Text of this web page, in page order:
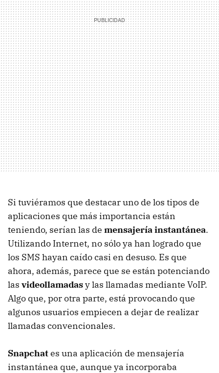
Si tuviéramos que destacar uno de los tipos de
aplicaciones que más importancia están
teniendo, serían las de mensajería instantánea.
Utilizando Internet, no sólo ya han logrado que
los SMS hayan caído casi en desuso. Es que
ahora, además, parece que se están potenciando
las videollamadasy las llamadas mediante VoIP.
Algo que, por otra parte, está provocando que
algunos usuarios empiecen a dejar de realizar
llamadas convencionales.
Snapchates una aplicación de mensajería
instantánea que, aunque ya incorporaba